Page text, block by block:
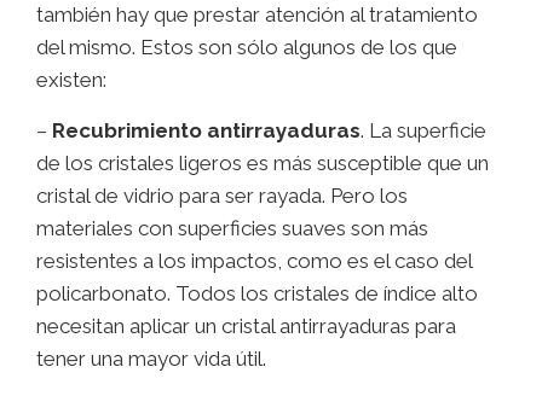
también hay que prestar atención al tratamiento
del mismo. Estos son sólo algunos de los que
existen:
– Recubrimiento antirrayaduras. La superficie
de los cristales ligeros es más susceptible que un
cristal de vidrio para ser rayada. Pero los
materiales con superficies suaves son más
resistentes a los impactos, como es el caso del
policarbonato. Todos los cristales de índice alto
necesitan aplicar un cristal antirrayaduras para
tener una mayor vida útil.